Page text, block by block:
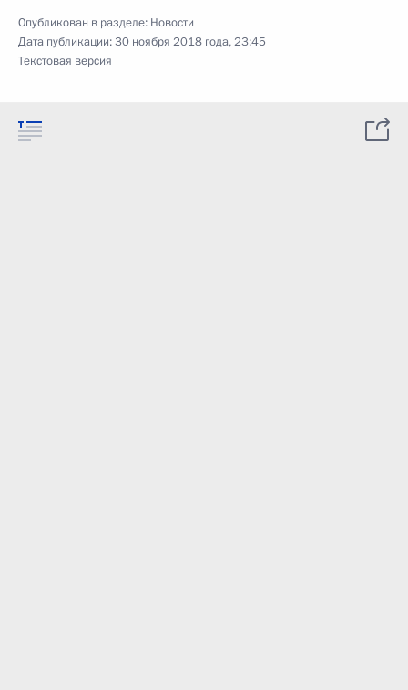
Опубликован в разделе: Новости
Дата публикации:30 ноября 2018 года, 23:45
Текстовая версия